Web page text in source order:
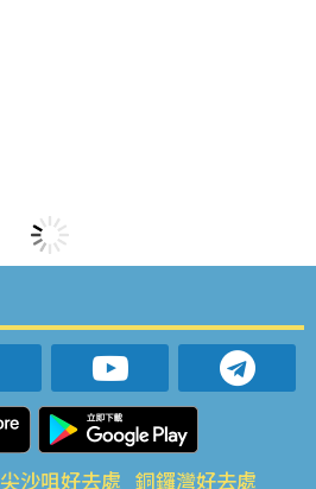
尖沙咀好去處 銅鑼灣好去處